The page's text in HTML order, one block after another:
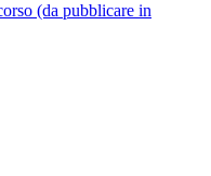
(da pubblicare in